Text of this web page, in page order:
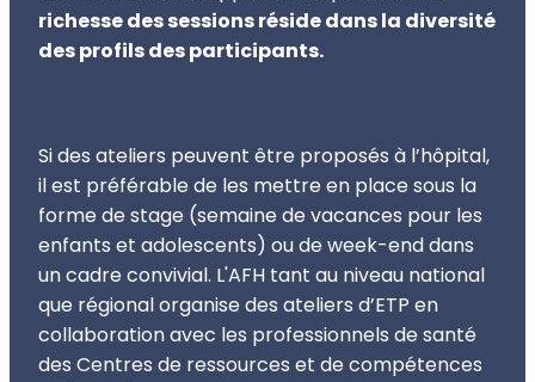
richesse des sessions réside dans la diversité
des profils des participants.
Si des ateliers peuvent être proposés à l’hôpital,
il est préférable de les mettre en place sous la
forme de stage (semaine de vacances pour les
enfants et adolescents) ou de week-end dans
un cadre convivial. L'AFH tant au niveau national
que régional organise des ateliers d’ETP en
collaboration avec les professionnels de santé
des Centres de ressources et de compétences